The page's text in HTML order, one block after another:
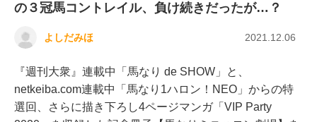
の３冠馬コントレイル、負け続きだったが…？
よしだみほ 2021.12.06
『週刊大衆』連載中「馬なり de SHOW」と、
netkeiba.com連載中「馬なり1ハロン！NEO」からの特
選回、さらに描き下ろし4ページマンガ「VIP Party